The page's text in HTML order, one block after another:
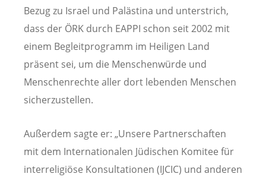
Bezug zu Israel und Palästina und unterstrich,
dass der ÖRK durch EAPPI schon seit 2002 mit
einem Begleitprogramm im Heiligen Land
präsent sei, um die Menschenwürde und
Menschenrechte aller dort lebenden Menschen
sicherzustellen.
Außerdem sagte er: „Unsere Partnerschaften
mit dem Internationalen Jüdischen Komitee für
interreligiöse Konsultationen (IJCIC) und anderen